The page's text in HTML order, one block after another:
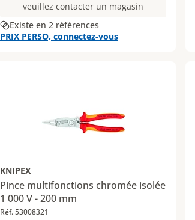
veuillez contacter un magasin
Existe en 2 références
PRIX PERSO, connectez-vous
KNIPEX
Pince multifonctions chromée isolée
1 000 V - 200 mm
Réf. 53008321